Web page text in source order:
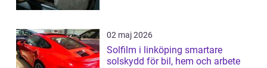
02 maj 2026
Solfilm i linköping smartare
solskydd för bil, hem och arbete